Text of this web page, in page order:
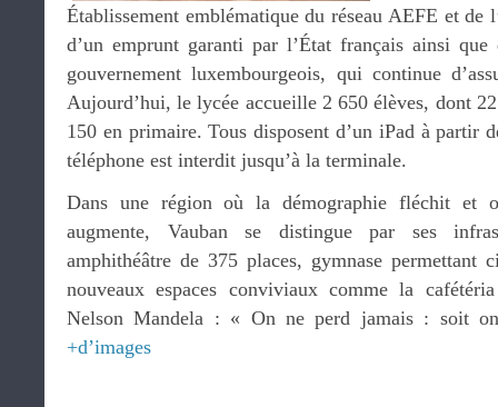
Établissement emblématique du réseau AEFE et de
d’un emprunt garanti par l’État français ainsi que
gouvernement luxembourgeois, qui continue
Aujourd’hui, le lycée accueille 2 650 élèves, dont
150 en primaire. Tous disposent d’un iPad à partir
téléphone est interdit jusqu’à la terminale.
Dans une région où la démographie fléchit et
augmente, Vauban se distingue par ses
amphithéâtre de 375 places, gymnase permettant
nouveaux espaces conviviaux comme la
Nelson Mandela : « On ne perd jamais : soit
+d’images